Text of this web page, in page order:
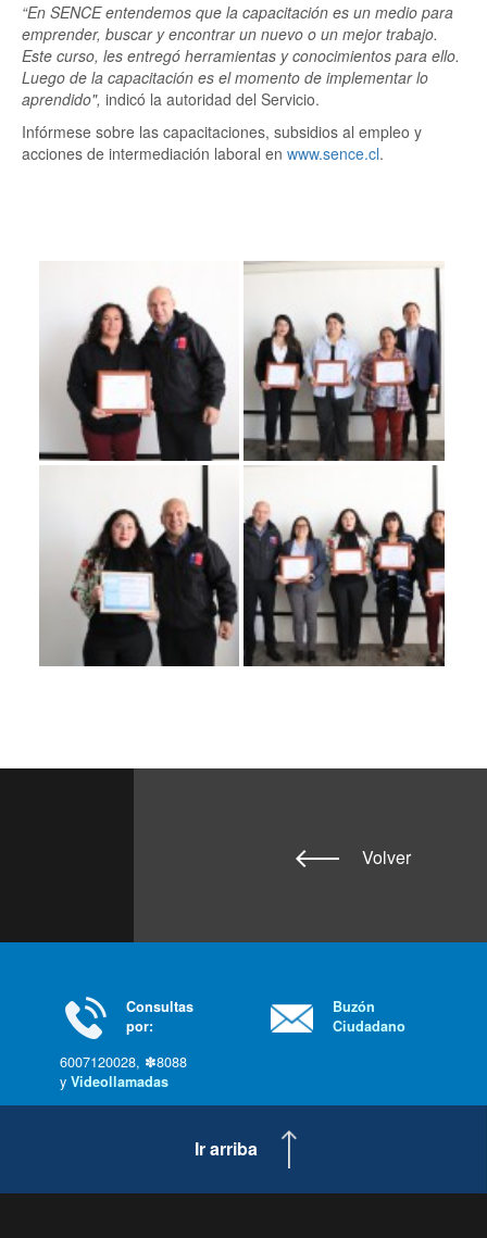
“En SENCE entendemos que la capacitación es un medio para
emprender, buscar y encontrar un nuevo o un mejor trabajo.
Este curso, les entregó herramientas y conocimientos para ello.
Luego de la capacitación es el momento de implementar lo
aprendido", indicó la autoridad del Servicio.
Infórmese sobre las capacitaciones, subsidios al empleo y
acciones de intermediación laboral en www.sence.cl.
Volver
Consultas
por:
6007120028, ✽8088
y Videollamadas
Buzón
Ciudadano
Ir arriba